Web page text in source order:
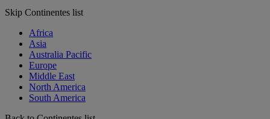
Skip Continentes list
Africa
Asia
Australia Pacific
Europe
Middle East
North America
South America